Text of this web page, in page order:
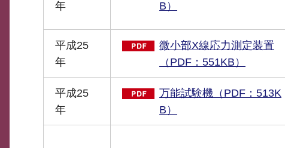
年
B）
平成25
年
微小部X線応力測定装置
（PDF：551KB）
平成25
年
万能試験機（PDF：513K
B）